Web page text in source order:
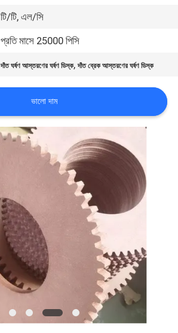
টি/টি, এল/সি
প্রতি মাসে 25000 পিসি
দাঁত ঘর্ষণ আস্তরণের ঘর্ষণ ডিস্ক,দাঁত ব্রেক আস্তরণের ঘর্ষণ ডিস্ক
ভালো দাম